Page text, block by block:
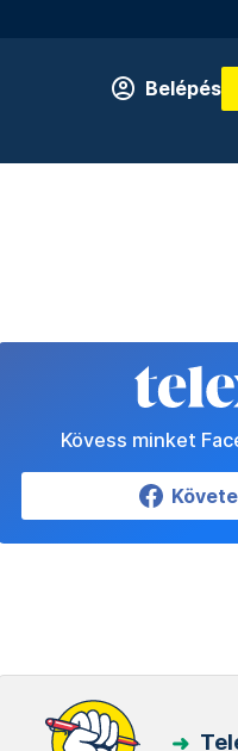
Belépés
Kövess minket